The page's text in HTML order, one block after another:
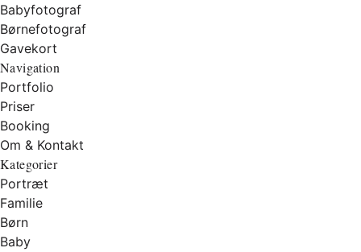
Babyfotograf
Børnefotograf
Gavekort
Navigation
Portfolio
Priser
Booking
Om & Kontakt
Kategorier
Portræt
Familie
Børn
Baby